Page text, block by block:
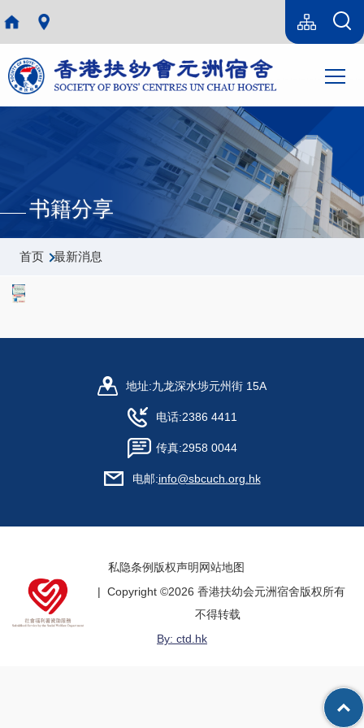
跳转到主要内容
Language
switcher
Sitemap(SC)
导
航
书籍分享
面
包
屑
首页 最新消息
地址:九龙深水埗元州街 15A
电话:2386 4411
传真:2958 0044
电邮:info@sbcuch.org.hk
私隐条例 版权声明网站地图
| Copyright ©2026 香港扶幼会元洲宿舍版权所有
不得转载
By: ctd.hk